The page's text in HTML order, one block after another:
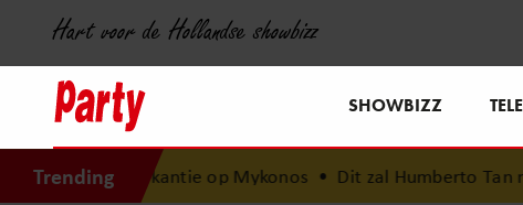
Hart voor de Hollandse showbizz
SHOWBIZZ
Trendingop Mykonos•Dit zal Humberto Tan nooit meer